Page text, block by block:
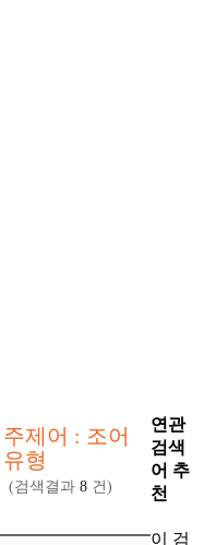
주제어 : 조어
유형
(검색결과 8 건)
연관
검색
어 추
천
이 검